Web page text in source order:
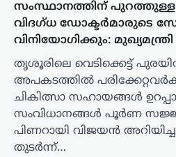
സംസ്ഥാനത്തിന്
വിദഗ്ധ ഡോക്ടര്‍മാരുടെ
വിനിയോഗിക്കും: മുഖ്യമന്ത്രി
തൃശൂരിലെ വെടിക്കെട്ട്
അപകടത്തില്‍
ചികിത്സാ സഹായങ്ങള്‍
സംവിധാനങ്ങള്‍ പൂര്‍ണ
പിണറായി വിജയന്‍
തുടര്‍ന്ന്…